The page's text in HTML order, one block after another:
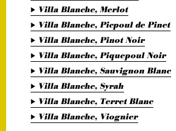
Villa Blanche, Merlot
Villa Blanche, Picpoul de Pinet
Villa Blanche, Pinot Noir
Villa Blanche, Piquepoul Noir
Villa Blanche, Sauvignon Blanc
Villa Blanche, Syrah
Villa Blanche, Terret Blanc
Villa Blanche, Viognier